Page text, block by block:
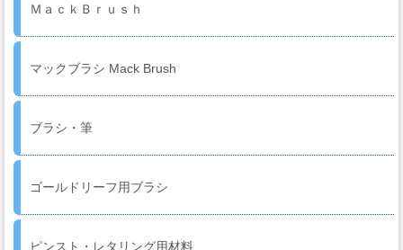
コ
ウ
ン
バ
フ・
ＭａｃｋＢｒｕｓｈ
マックブラシ Mack Brush
ブラシ・筆
ゴールドリーフ用ブラシ
ピンスト・レタリング用材料